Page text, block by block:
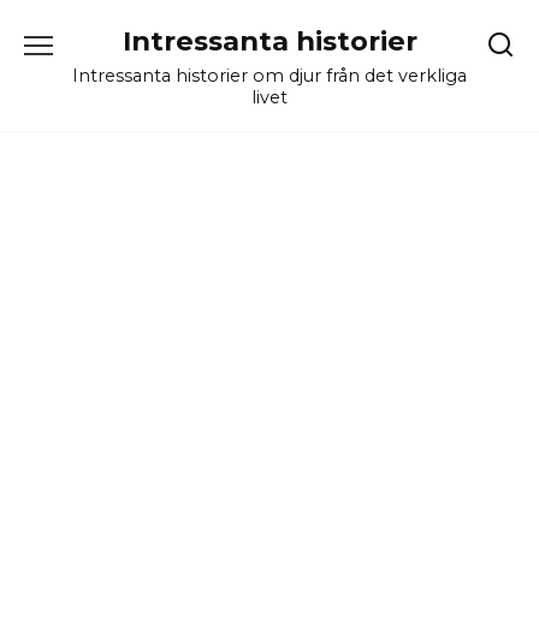
content
Intressanta historier
Intressanta historier om djur från det verkliga
livet